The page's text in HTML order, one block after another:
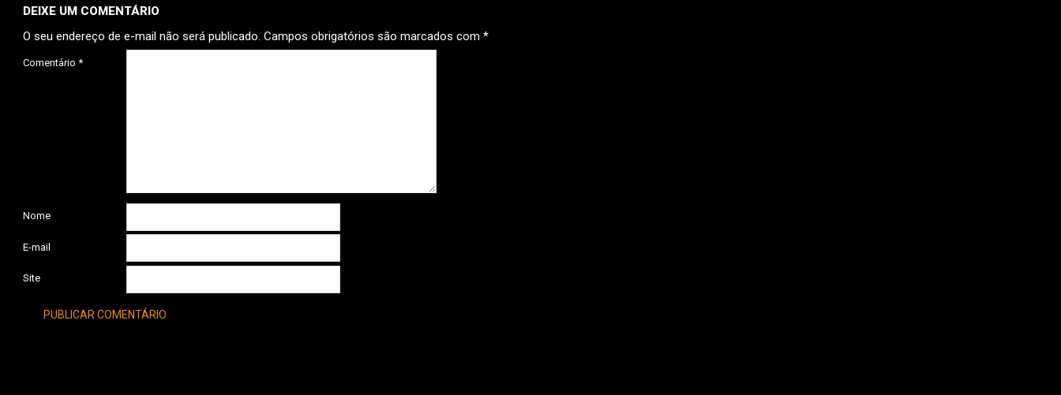
DEIXE UM COMENTÁRIO
O seu endereço de e-mail não será publicado. Campos obrigatórios são marcados com *
Comentário *
Nome
E-mail
Site